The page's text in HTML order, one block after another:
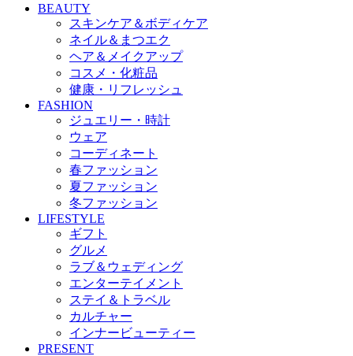
BEAUTY
スキンケア＆ボディケア
ネイル＆まつエク
ヘア＆メイクアップ
コスメ・化粧品
健康・リフレッシュ
FASHION
ジュエリー・時計
ウェア
コーディネート
春ファッション
夏ファッション
冬ファッション
LIFESTYLE
ギフト
グルメ
ラブ＆ウェディング
エンターテイメント
ステイ＆トラベル
カルチャー
インナービューティー
PRESENT